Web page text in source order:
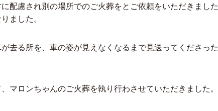
配慮され別の場所でのご火葬をとご依頼をいただきました
ました。
去る所を、車の姿が見えなくなるまで見送ってくださった
マロンちゃんのご火葬を執り行わさせていただきました。